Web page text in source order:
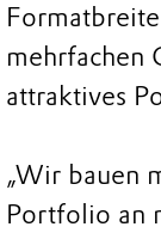
mehrfachen
attraktives
„Wir bauen
Portfolio an